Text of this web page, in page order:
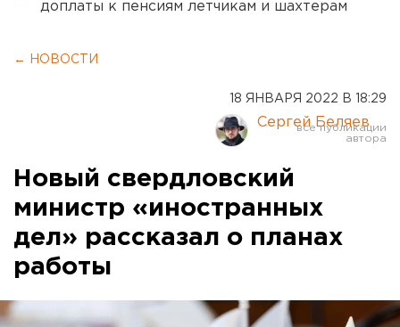
доплаты к пенсиям летчикам и шахтерам
← НОВОСТИ
18 ЯНВАРЯ 2022 В 18:29
Сергей Беляев
Новый свердловский
министр «иностранных
дел» рассказал о планах
работы